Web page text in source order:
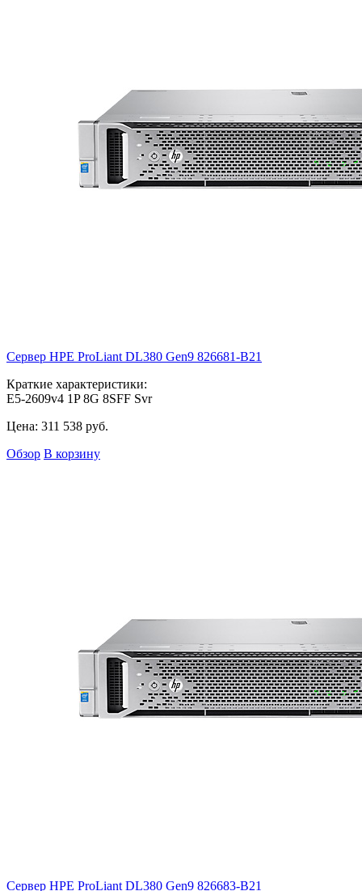
Сервер HPE ProLiant DL380 Gen9 826681-B21
Краткие характеристики:
E5-2609v4 1P 8G 8SFF Svr
Цена: 311 538 руб.
Обзор В корзину
Сервер HPE ProLiant DL380 Gen9 826683-B21